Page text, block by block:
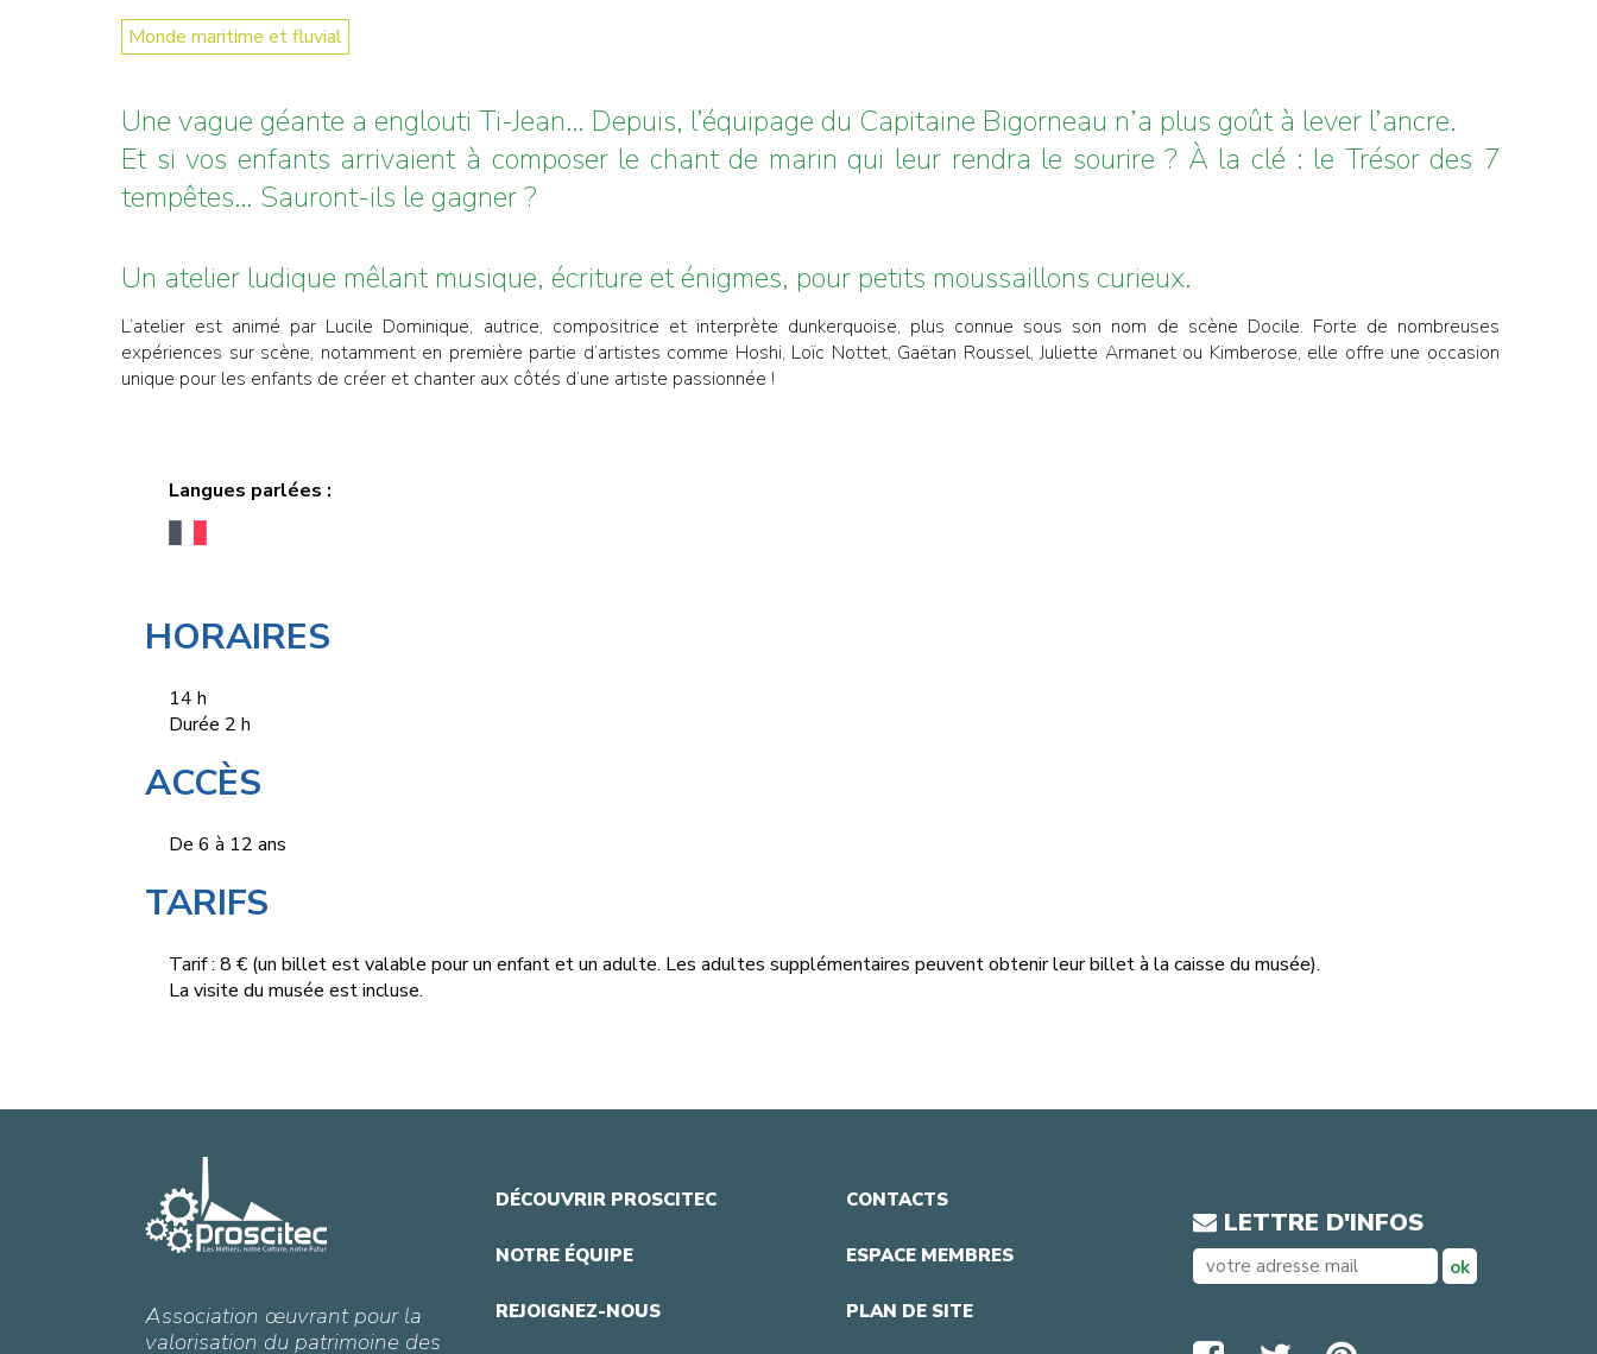
Monde maritime et fluvial
Une vague géante a englouti Ti-Jean… Depuis, l’équipage du Capitaine Bigorneau n’a plus goût à lever l’ancre.
Et si vos enfants arrivaient à composer le chant de marin qui leur rendra le sourire ? À la clé : le Trésor des 7
tempêtes… Sauront-ils le gagner ?
Un atelier ludique mêlant musique, écriture et énigmes, pour petits moussaillons curieux.
L’atelier est animé par Lucile Dominique, autrice, compositrice et interprète dunkerquoise, plus connue sous son nom de scène Docile. Forte de nombreuses
expériences sur scène, notamment en première partie d’artistes comme Hoshi, Loïc Nottet, Gaëtan Roussel, Juliette Armanet ou Kimberose, elle offre une occasion
unique pour les enfants de créer et chanter aux côtés d’une artiste passionnée !
Langues parlées :
HORAIRES
14 h
Durée 2 h
ACCÈS
De 6 à 12 ans
TARIFS
Tarif : 8 € (un billet est valable pour un enfant et un adulte. Les adultes supplémentaires peuvent obtenir leur billet à la caisse du musée).
La visite du musée est incluse.
Association œuvrant pour la
valorisation du patrimoine des
DÉCOUVRIR PROSCITEC
NOTRE ÉQUIPE
REJOIGNEZ-NOUS
CONTACTS
ESPACE MEMBRES
PLAN DE SITE
LETTRE D'INFOS